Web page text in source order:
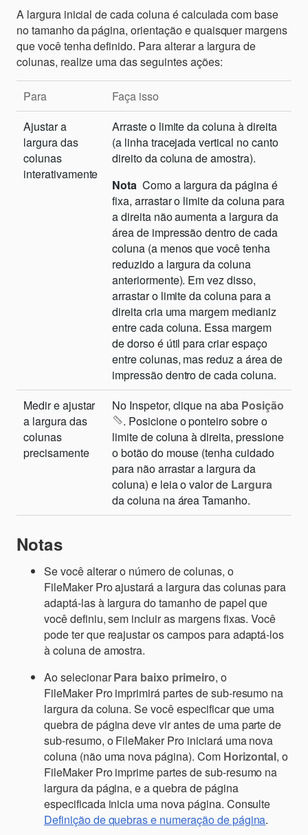
A largura inicial de cada coluna é calculada com base
no tamanho da página, orientação e quaisquer margens
que você tenha definido. Para alterar a largura de
colunas, realize uma das seguintes ações:
Para
Faça isso
Ajustar a
largura das
colunas
interativamente
Arraste o limite da coluna à direita
(a linha tracejada vertical no canto
direito da coluna de amostra).
Nota Como a largura da página é
fixa, arrastar o limite da coluna para
a direita não aumenta a largura da
área de impressão dentro de cada
coluna (a menos que você tenha
reduzido a largura da coluna
anteriormente). Em vez disso,
arrastar o limite da coluna para a
direita cria uma margem medianiz
entre cada coluna. Essa margem
de dorso é útil para criar espaço
entre colunas, mas reduz a área de
impressão dentro de cada coluna.
Medir e ajustar
a largura das
colunas
precisamente
No Inspetor, clique na aba Posição
. Posicione o ponteiro sobre o
limite de coluna à direita, pressione
o botão do mouse (tenha cuidado
para não arrastar a largura da
coluna) e leia o valor de Largura
da coluna na área Tamanho.
Notas
Se você alterar o número de colunas, o
FileMaker Pro ajustará a largura das colunas para
adaptá-las à largura do tamanho de papel que
você definiu, sem incluir as margens fixas. Você
pode ter que reajustar os campos para adaptá-los
à coluna de amostra.
Ao selecionarPara baixo primeiro, o
FileMaker Pro imprimirá partes de sub-resumo na
largura da coluna. Se você especificar que uma
quebra de página deve vir antes de uma parte de
sub-resumo, o FileMaker Pro iniciará uma nova
coluna (não uma nova página). Com Horizontal, o
FileMaker Pro imprime partes de sub-resumo na
largura da página, e a quebra de página
especificada inicia uma nova página. Consulte
Definição de quebras e numeração de página.